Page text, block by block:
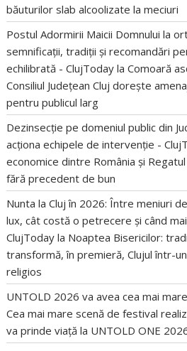
băuturilor slab alcoolizate la meciuri
Postul Adormirii Maicii Domnului la
semnificații, tradiții și recomandări
echilibrată - ClujToday laComoară
Consiliul Județean Cluj dorește
pentru publicul larg
Dezinsecție pe domeniul public din
acționa echipele de intervenție -
economice dintre România și
fără precedent de bun
Nunta la Cluj în 2026: Între meniuri
lux, cât costă o petrecere și când
ClujToday la Noaptea Bisericilor:
transformă, în premieră, Clujul într-
religios
UNTOLD 2026 va avea cea mai
Cea mai mare scenă de festival
va prinde viață la UNTOLD ONE